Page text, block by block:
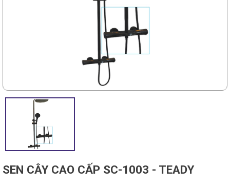
SEN CÂY CAO CẤP SC-1003 - TEADY